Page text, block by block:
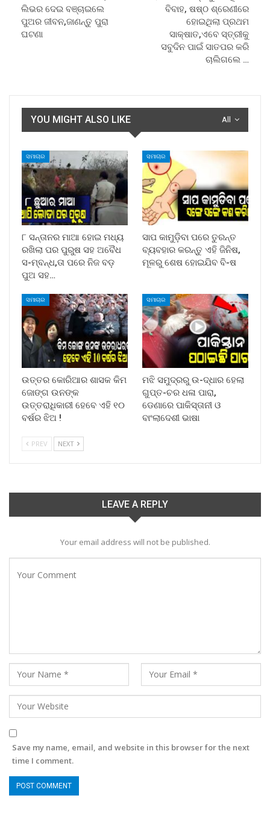
ଲିଭର ଦେଇ ବଞ୍ଚାଇଲେ
ପୁଅର ଜୀବନ,ଜାଣନ୍ତୁ ପୁରା
ଘଟଣା
ବିବାହ, ଷଷ୍ଠ ଶ୍ରେଣୀରେ
ହୋଇଥିଲା ପ୍ରଥମ
ସାକ୍ଷାତ,ଏବେ ସ୍ତ୍ରୀକୁ
ସବୁଦିନ ପାଇଁ ସାତପର କରି
ଚାଲିଗଲେ …
All
YOU MIGHT ALSO LIKE
ସମାଚାର
୮ ସନ୍ତାନର ମାଆ ହୋଇ ମଧ୍ୟ
ରଖିଲା ପର ପୁରୁଷ ସହ ଅବୈଧ
ସ-ମ୍ବନ୍ଧ,ତା ପରେ ନିଜ ବଡ଼
ପୁଅ ସହ…
ସମାଚାର
ସାପ କାମୁଡ଼ିବା ପରେ ତୁରନ୍ତ
ବ୍ୟବହାର କରନ୍ତୁ ଏହି ଜିନିଷ,
ମୂଳରୁ ଶେଷ ହୋଇଯିବ ବି-ଷ
ସମାଚାର
ଉତ୍ତର କୋରିଆର ଶାସକ କିମ
ଜୋଙ୍ଗ ଉନଙ୍କ
ଉତ୍ତରାଧିକାରୀ ହେବେ ଏହି ୧୦
ବର୍ଷର ଝିଅ !
ସମାଚାର
ମଝି ସମୁଦ୍ରରୁ ଉ-ଦ୍ଧାର ହେଲା
ଗୁପ୍ତ-ଚର ଧଳା ପାରା,
ଡେଣାରେ ପାକିସ୍ତାନୀ ଓ
ବାଂଲାଦେଶୀ ଭାଷା
PREV NEXT
LEAVE A REPLY
Your email address will not be published.
Save my name, email, and website in this browser for the next
time I comment.